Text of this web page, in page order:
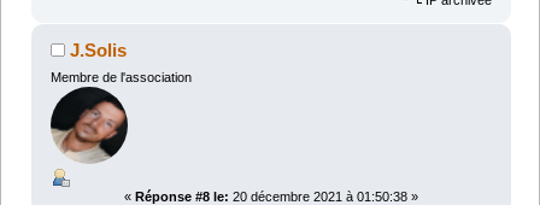
J.Solis
Membre de l'association
« Réponse #8 le: 20 décembre 2021 à 01:50:38 »